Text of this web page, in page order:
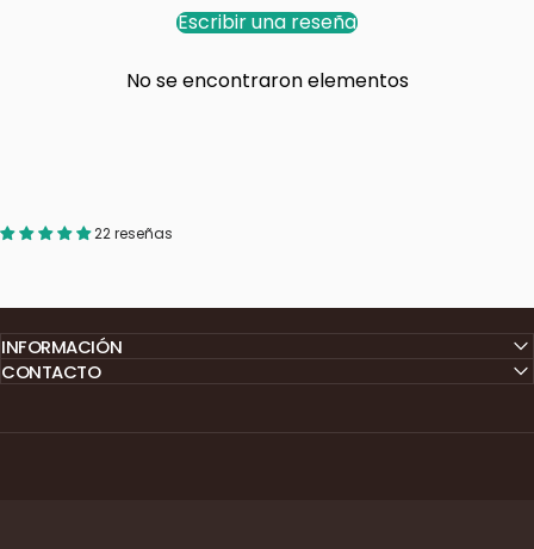
Escribir una reseña
No se encontraron elementos
22 reseñas
INFORMACIÓN
CONTACTO